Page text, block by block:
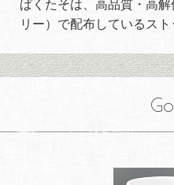
ぱくたそは、高品質・高
リー）で配布しているス